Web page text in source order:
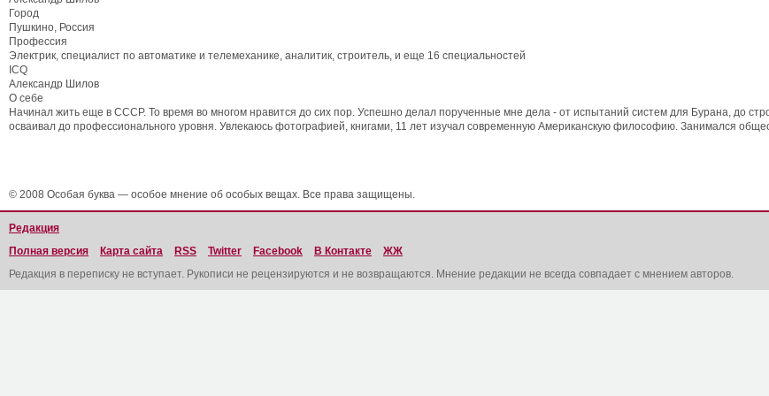
Город
Пушкино, Россия
Профессия
Электрик, специалист по автоматике и телемеханике, аналитик, строитель, и еще 16 специальностей
ICQ
Александр Шилов
О себе
Начинал жить еще в СССР. То время во многом нравится до сих пор. Успешно делал порученные мне дела - от испытаний систем для Бурана, до
осваивал до профессионального уровня. Увлекаюсь фотографией, книгами, 11 лет изучал современную Американскую философию. Занимался
© 2008 Особая буква — особое мнение об особых вещах. Все права защищены.
Редакция
Полная версия
Карта сайта RSS Twitter Facebook В Контакте
ЖЖ
Редакция в переписку не вступает. Рукописи не рецензируются и не возвращаются. Мнение редакции не всегда совпадает с мнением авторов.